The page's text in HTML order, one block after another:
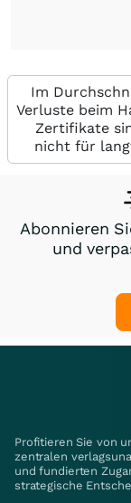
Im
Verluste beim
Zertifikate
nicht für
Abonnieren
und
Profitieren Sie von
zentralen
und fundierten
strategische